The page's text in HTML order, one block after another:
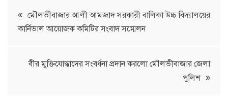
Post
navigation
মৌলভীবাজার আলী আমজাদ সরকারী বালিকা উচ্চ বিদ্যালয়ের
কার্নিভাল আয়োজক কমিটির সংবাদ সম্মেলন
বীর মুক্তিযোদ্ধাদের সংবর্ধনা প্রদান করলো মৌলভীবাজার জেলা
পুলিশ